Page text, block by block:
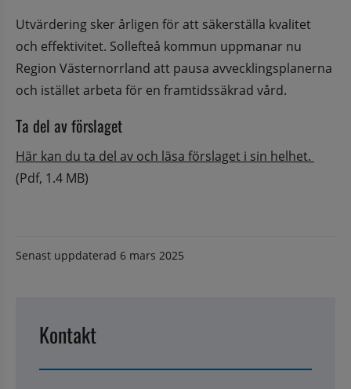
Utvärdering sker årligen för att säkerställa kvalitet
och effektivitet. Sollefteå kommun uppmanar nu
Region Västernorrland att pausa avvecklingsplanerna
och istället arbeta för en framtidssäkrad vård.
Ta del av förslaget
Här kan du ta del av och läsa förslaget i sin helhet.
(Pdf, 1.4 MB)
Senast uppdaterad 6 mars 2025
Kontakt